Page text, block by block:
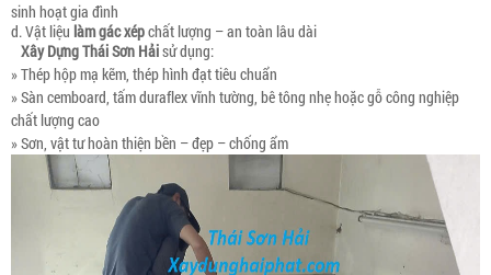
sinh hoạt gia đình
d. Vật liệu làm gác xépchất lượng – an toàn lâu dài
Xây Dựng Thái Sơn Hảisử dụng:
» Thép hộp mạ kẽm, thép hình đạt tiêu chuẩn
» Sàn cemboard, tấm duraflex vĩnh tường, bê tông nhẹ hoặc gỗ công nghiệp
chất lượng cao
» Sơn, vật tư hoàn thiện bền – đẹp – chống ẩm